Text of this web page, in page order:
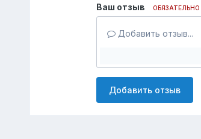
Ваш отзыв ОБЯЗАТЕЛЬНО
Добавить отзыв...
Добавить отзыв